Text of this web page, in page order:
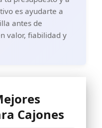
es ayudarte a
antes de
valor, fiabilidad y
Cajones